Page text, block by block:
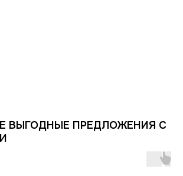
ВЫГОДНЫЕ ПРЕДЛОЖЕНИЯ С
ИНФОРМАЦИЯ
КЛИЕНТАМ
и доставка